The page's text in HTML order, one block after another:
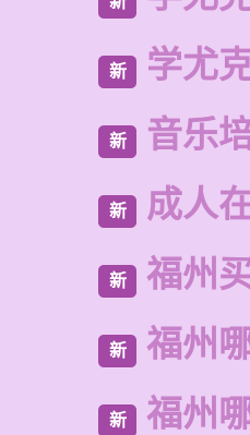
新 学尤
新 音乐
新 成人
新 福州
新 福州
新 福州